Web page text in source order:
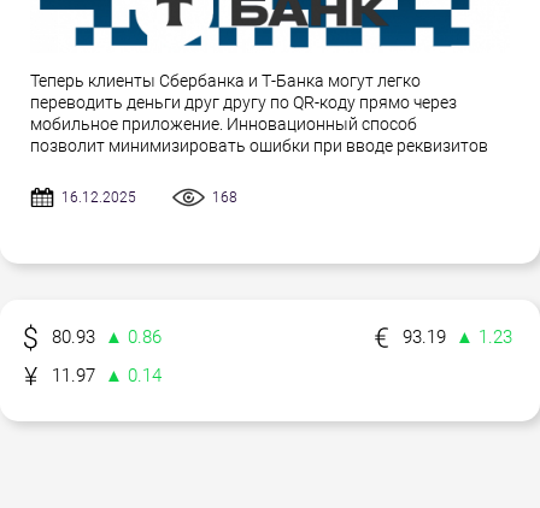
Теперь клиенты Сбербанка и Т-Банка могут легко
переводить деньги друг другу по QR-коду прямо через
мобильное приложение. Инновационный способ
позволит минимизировать ошибки при вводе реквизитов
16.12.2025 168
80.93 ▲ 0.86 93.19
▲ 1.23
11.97
▲ 0.14